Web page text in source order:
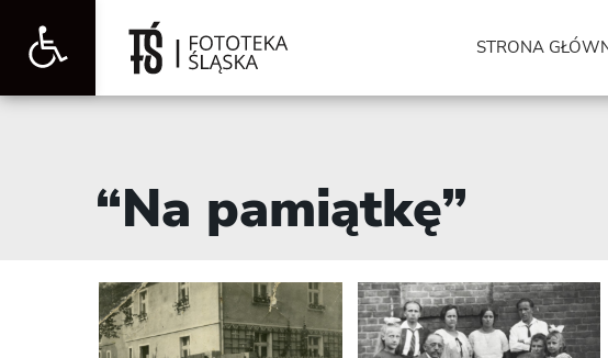
Otwórz
narzędzi
STRONA
“Na pamiątkę”